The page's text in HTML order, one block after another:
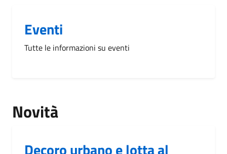
Eventi
Tutte le informazioni su eventi
Novità